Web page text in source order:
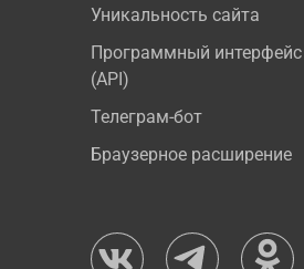
Уникальность сайта
Программный интерфейс
(API)
Телеграм-бот
Браузерное расширение